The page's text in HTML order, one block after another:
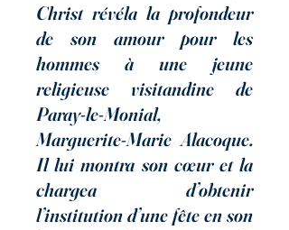
Christ révéla la profondeur
de son amour pour les
hommes à une jeune
religieuse visitandine de
Paray-le-Monial,
Marguerite-Marie Alacoque.
Il lui montra son cœur et la
chargea d’obtenir
l’institution d’une fête en son